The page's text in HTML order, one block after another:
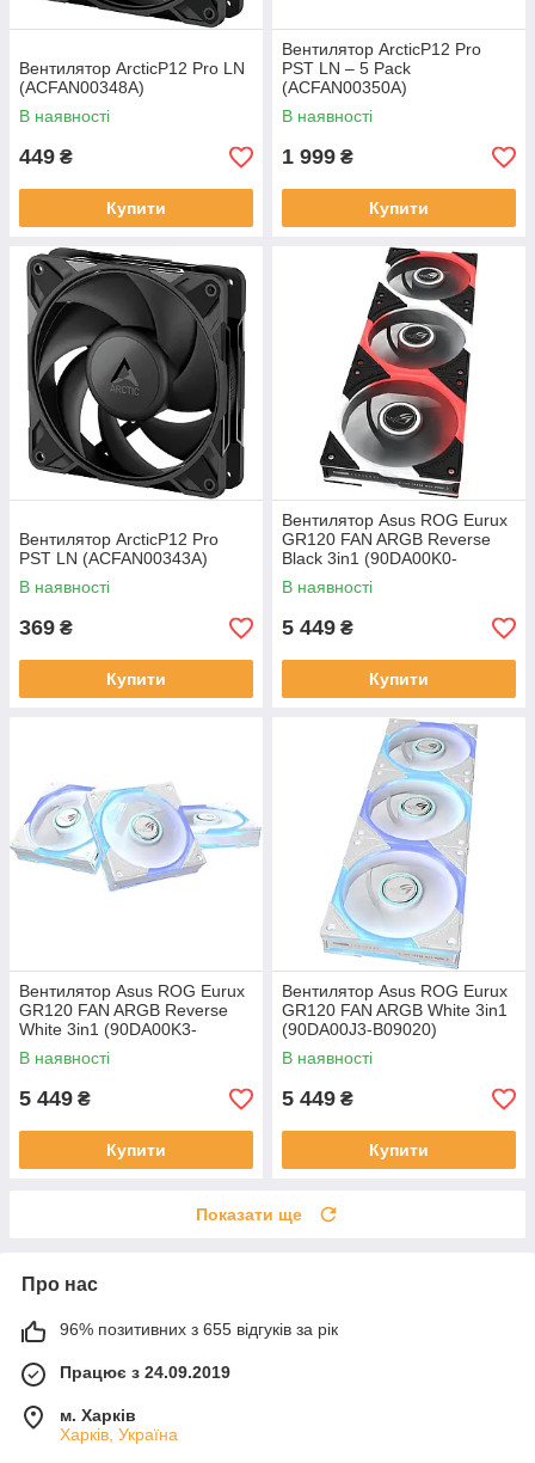
Вентилятор ArcticP12 Pro LN
(ACFAN00348A)
В наявності
449 ₴
Купити
Вентилятор ArcticP12 Pro
PST LN – 5 Pack
(ACFAN00350A)
В наявності
1 999 ₴
Купити
Вентилятор ArcticP12 Pro
PST LN (ACFAN00343A)
В наявності
369 ₴
Купити
Вентилятор Asus ROG Eurux
GR120 FAN ARGB Reverse
Black 3in1 (90DA00K0-
B09020)
В наявності
5 449 ₴
Купити
Вентилятор Asus ROG Eurux
GR120 FAN ARGB Reverse
White 3in1 (90DA00K3-
B09020)
В наявності
5 449 ₴
Купити
Вентилятор Asus ROG Eurux
GR120 FAN ARGB White 3in1
(90DA00J3-B09020)
В наявності
5 449 ₴
Купити
Показати ще
Про нас
96% позитивних з 655 відгуків за рік
Працює з 24.09.2019
м. Харків
Харків, Україна